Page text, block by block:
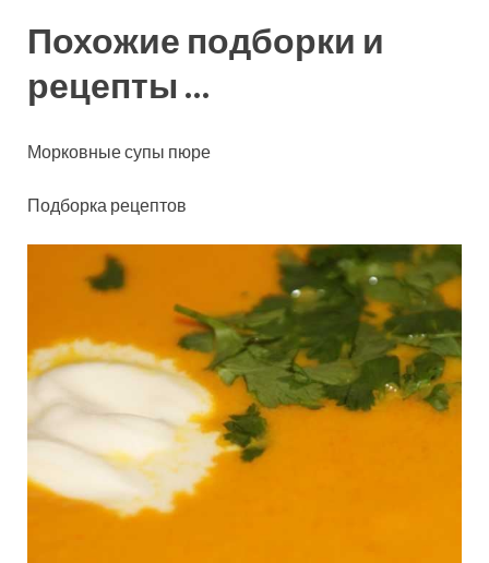
Похожие подборки и
рецепты …
Морковные супы пюре
Подборка рецептов